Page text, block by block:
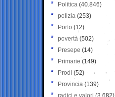
Politica (40.846)
polizia (253)
Porto (12)
povertà (502)
Presepe (14)
Primarie (149)
Prodi (52)
Provincia (139)
radici e valori (3.682)